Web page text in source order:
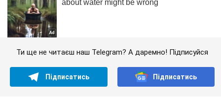
Ти ще не читаєш наш Telegram? А даремно! Підписуйся
Підписатись Підписатись